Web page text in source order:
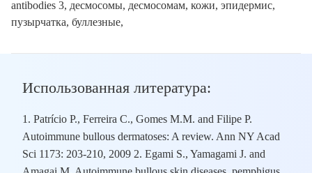
antibodies 3, десмосомы, десмосомам, кожи, эпидермис,
пузырчатка, буллезные,
Использованная литература:
1. Patrício P., Ferreira C., Gomes M.M. and Filipe P.
Autoimmune bullous dermatoses: A review. Ann NY Acad
Sci 1173: 203‑210, 2009 2. Egami S., Yamagami J. and